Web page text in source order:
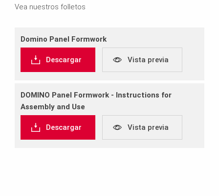
Vea nuestros folletos
Domino Panel Formwork
Descargar Vista previa
DOMINO Panel Formwork ‐ Instructions for
Assembly and Use
Descargar Vista previa